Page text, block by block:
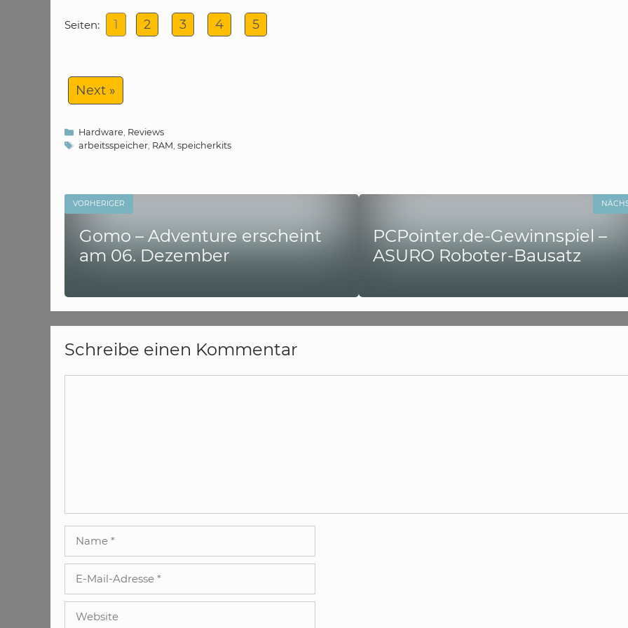
Seiten: 1 2 3 4 5
Next »
Kategorien
Hardware, Reviews
Schlagwörter
arbeitsspeicher, RAM,speicherkits
VORHERIGER
Gomo – Adventure erscheint
am 06. Dezember
PCPointer.de-Gewinnspiel –
ASURO Roboter-Bausatz
Schreibe einen Kommentar
Adresse